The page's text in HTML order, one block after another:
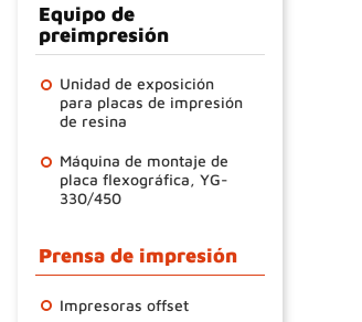
Equipo de
preimpresión
Unidad de exposición
para placas de impresión
de resina
Máquina de montaje de
placa flexográfica, YG-
330/450
Prensa de impresión
Impresoras offset